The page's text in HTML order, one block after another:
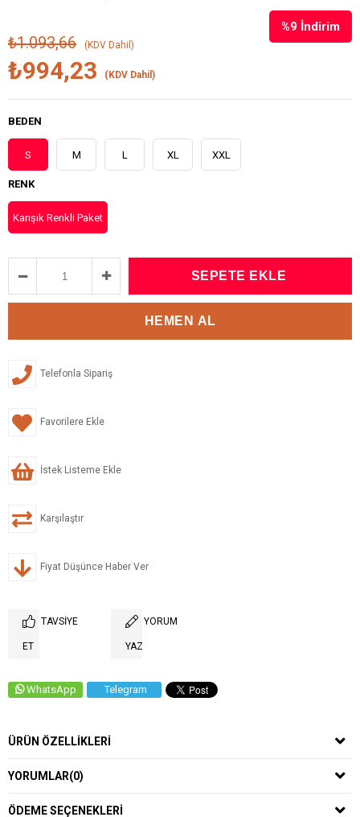
%9 İndirim
₺1.093,66 (KDV Dahil)
₺994,23 (KDV Dahil)
BEDEN
S M L XL XXL
RENK
Karışık Renkli Paket
Telefonla Sipariş
Favorilere Ekle
İstek Listeme Ekle
Karşılaştır
Fiyat Düşünce Haber Ver
TAVSIYE
ET
YORUM
YAZ
WhatsApp Telegram
ÜRÜN ÖZELLIKLERI
YORUMLAR(0)
ÖDEME SEÇENEKLERI